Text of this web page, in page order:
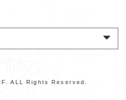
ALL Rights Reserved.